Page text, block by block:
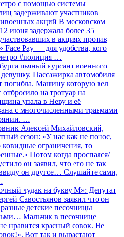
с помощью системы
задерживают участников
акций В московском
июня задержала более 35
в акциях против
Face Pay — для удобства, кого
#полиция …
пьяный курсант военного
девушку. Пассажирка автомобиля
погибла. Машину которую вел
на тротуар на
упала в Неву и её
с многочисленными травмами
…
Алексей Михайловский,
сезон: «У нас как не понос,
ковидные ограничения, то
Потом когда проспался/
он заявил, что его не так
он другое… Слушайте сами,
чудак на букву М»: Депутат
Савостьянов заявил что он
детские песочницы
Мальчик в песочнице
нравится красный совок. Не
Вот так и вырастают